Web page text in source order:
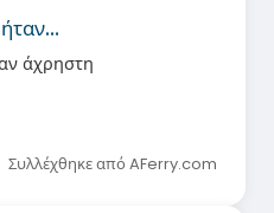
άχρηστη
Συλλέχθηκε από AFerry.com